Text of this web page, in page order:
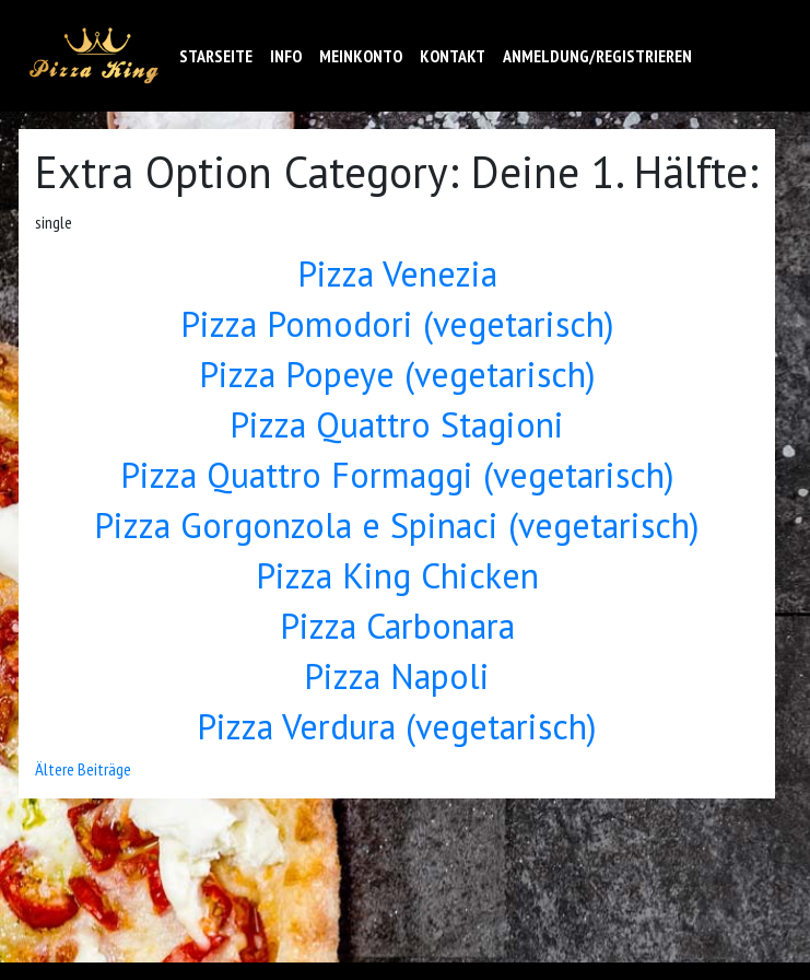
STARSEITE INFO MEINKONTO KONTAKT ANMELDUNG/REGISTRIEREN
Extra Option Category: Deine 1. Hälfte:
single
Pizza Venezia
Pizza Pomodori (vegetarisch)
Pizza Popeye (vegetarisch)
Pizza Quattro Stagioni
Pizza Quattro Formaggi (vegetarisch)
Pizza Gorgonzola e Spinaci (vegetarisch)
Pizza King Chicken
Pizza Carbonara
Pizza Napoli
Pizza Verdura (vegetarisch)
Beitragsnavigation
Ältere Beiträge